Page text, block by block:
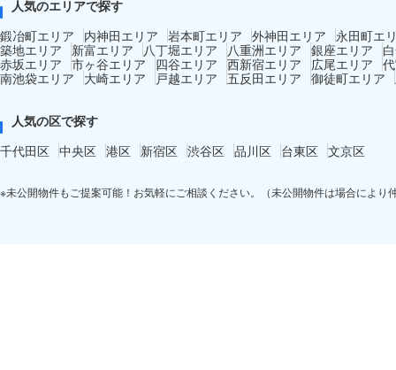
人気のエリアで探す
鍛冶町エリア
内神田エリア 岩本町エリア 外神田エリア
永田町エ
築地エリア
新富エリア 八丁堀エリア 八重洲エリア 銀座エリア
赤坂エリア 市ヶ谷エリア 四谷エリア 西新宿エリア 広尾エリア
南池袋エリア
大崎エリア 戸越エリア 五反田エリア 御徒町エリア
人気の区で探す
千代田区 中央区 港区 新宿区 渋谷区 品川区 台東区 文京区
※未公開物件もご提案可能！お気軽にご相談ください。（未公開物件は場合により